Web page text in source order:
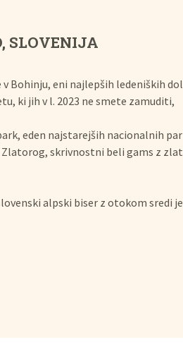
SLOVENIJA
Bohinju, eni najlepših ledeniških
ki jih v l. 2023 ne smete zamuditi,
eden najstarejših nacionalnih
Zlatorog, skrivnostni beli gams z
alpski biser z otokom sredi